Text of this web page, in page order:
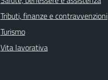
Tributi, finanze e contravvenzioni
Turismo
Vita lavorativa